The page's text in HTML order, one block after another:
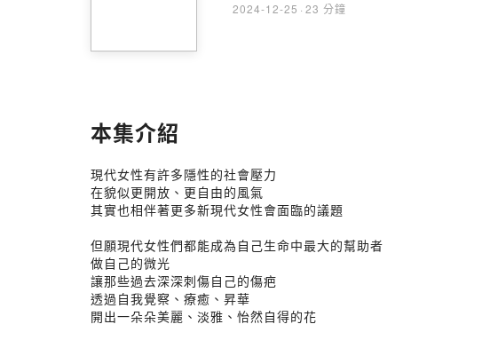
2024-12-25 · 23 分鐘
本集介紹
現代女性有許多隱性的社會壓力
在貌似更開放、更自由的風氣
其實也相伴著更多新現代女性會面臨的議題
但願現代女性們都能成為自己生命中最大的幫助者
做自己的微光
讓那些過去深深刺傷自己的傷疤
透過自我覺察、療癒、昇華
開出一朵朵美麗、淡雅、怡然自得的花